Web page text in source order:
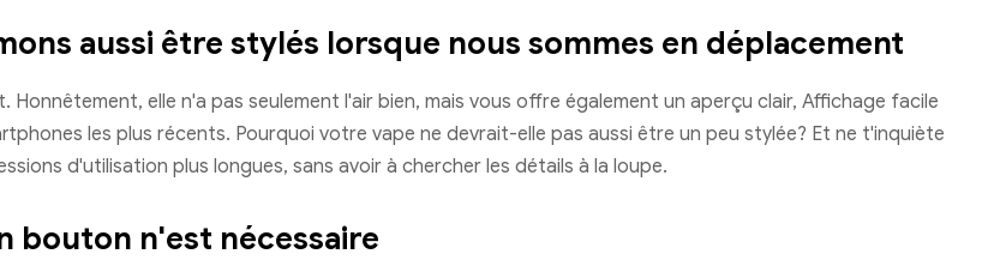
aussi être stylés lorsque nous sommes en déplacement
elle n'a pas seulement l'air bien, mais vous offre également un aperçu clair, Affichage facile
les plus récents. Pourquoi votre vape ne devrait-elle pas aussi être un peu stylée? Et ne t'inquiète
d'utilisation plus longues, sans avoir à chercher les détails à la loupe.
bouton n'est nécessaire